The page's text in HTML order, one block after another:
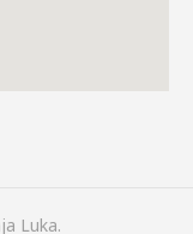
Luka.